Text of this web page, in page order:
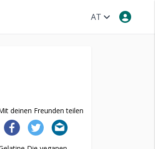
AT
deinen Freunden teilen